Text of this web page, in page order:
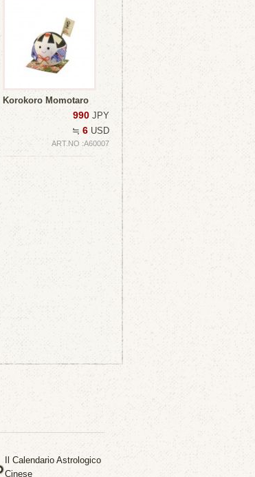
Korokoro Momotaro
990 JPY
≒ 6 USD
ART.NO :A60007
Il Calendario Astrologico
Cinese